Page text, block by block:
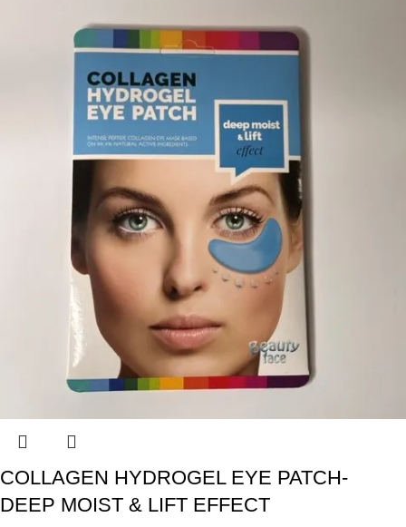
COLLAGEN HYDROGEL EYE PATCH-
DEEP MOIST & LIFT EFFECT